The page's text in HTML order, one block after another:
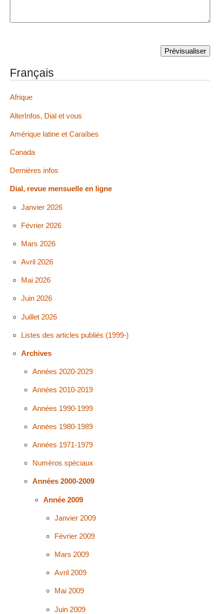
Français
Afrique
AlterInfos, Dial et vous
Amérique latine et Caraïbes
Canada
Dernières infos
Dial, revue mensuelle en ligne
Janvier 2026
Février 2026
Mars 2026
Avril 2026
Mai 2026
Juin 2026
Juillet 2026
Listes des articles publiés (1999-)
Archives
Années 2020-2029
Années 2010-2019
Années 1990-1999
Années 1980-1989
Années 1971-1979
Numéros spéciaux
Années 2000-2009
Année 2009
Janvier 2009
Février 2009
Mars 2009
Avril 2009
Mai 2009
Juin 2009